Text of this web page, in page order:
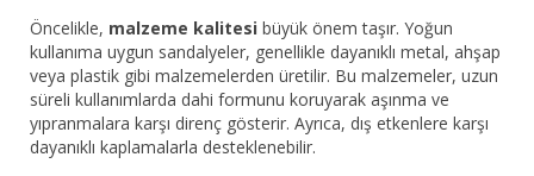
Öncelikle, malzeme kalitesi büyük önem taşır. Yoğun
kullanıma uygun sandalyeler, genellikle dayanıklı metal, ahşap
veya plastik gibi malzemelerden üretilir. Bu malzemeler, uzun
süreli kullanımlarda dahi formunu koruyarak aşınma ve
yıpranmalara karşı direnç gösterir. Ayrıca, dış etkenlere karşı
dayanıklı kaplamalarla desteklenebilir.